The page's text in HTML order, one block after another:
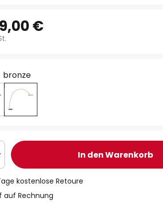
€
bronze
In den Warenkorb
kostenlose Retoure
auf Rechnung